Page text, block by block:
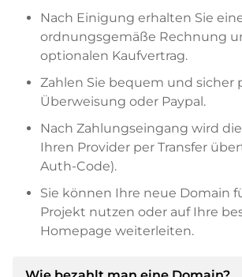
Nach Einigung erhalten Sie
ordnungsgemäße Rechnung
optionalen Kaufvertrag.
Zahlen Sie bequem und sicher
Überweisung oder Paypal.
Nach Zahlungseingang wird
Ihren Provider per Transfer
Auth-Code).
Sie können Ihre neue Domain
Projekt nutzen oder auf Ihre
Homepage weiterleiten.